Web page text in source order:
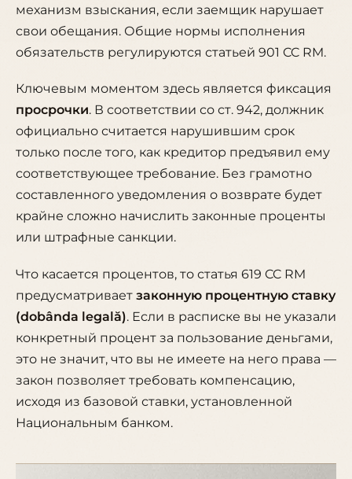
механизм взыскания, если заемщик нарушает
свои обещания. Общие нормы исполнения
обязательств регулируются статьей 901 CC RM.
Ключевым моментом здесь является фиксация
просрочки. В соответствии со ст. 942, должник
официально считается нарушившим срок
только после того, как кредитор предъявил ему
соответствующее требование. Без грамотно
составленного уведомления о возврате будет
крайне сложно начислить законные проценты
или штрафные санкции.
Что касается процентов, то статья 619 CC RM
предусматривает законную процентную ставку
(dobânda legală). Если в расписке вы не указали
конкретный процент за пользование деньгами,
это не значит, что вы не имеете на него права —
закон позволяет требовать компенсацию,
исходя из базовой ставки, установленной
Национальным банком.